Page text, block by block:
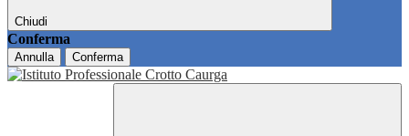
Chiudi
Conferma
Annulla Conferma